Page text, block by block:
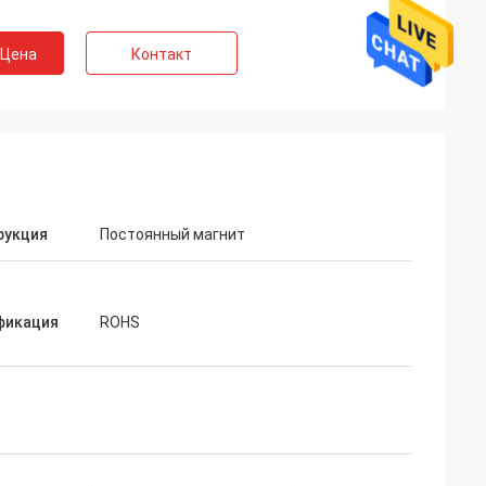
быстро. Продукт хорошо был защищен
Контакт
Постоянный магнит
ROHS